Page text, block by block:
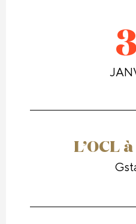
L’OCL